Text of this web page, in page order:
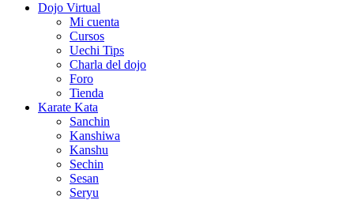
Dojo Virtual
Mi cuenta
Cursos
Uechi Tips
Charla del dojo
Foro
Tienda
Karate Kata
Sanchin
Kanshiwa
Kanshu
Sechin
Sesan
Seryu